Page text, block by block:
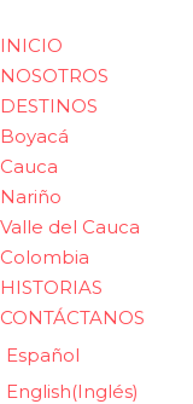
INICIO
NOSOTROS
DESTINOS
Boyacá
Cauca
Nariño
Valle del Cauca
Colombia
HISTORIAS
CONTÁCTANOS
Español
English(Inglés)